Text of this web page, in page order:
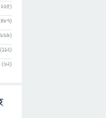
(112)
(62)